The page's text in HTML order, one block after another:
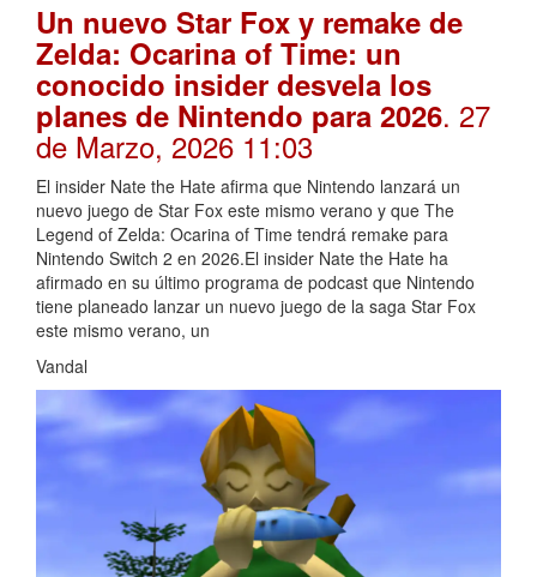
Un nuevo Star Fox y remake de
Zelda: Ocarina of Time: un
conocido insider desvela los
planes de Nintendo para 2026. 27
de Marzo, 2026 11:03
El insider Nate the Hate afirma que Nintendo lanzará un
nuevo juego de Star Fox este mismo verano y que The
Legend of Zelda: Ocarina of Time tendrá remake para
Nintendo Switch 2 en 2026.El insider Nate the Hate ha
afirmado en su último programa de podcast que Nintendo
tiene planeado lanzar un nuevo juego de la saga Star Fox
este mismo verano, un
Vandal